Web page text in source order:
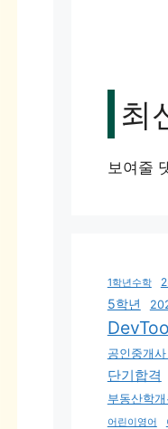
최
보여줄
1학년수학
5학년
공인중개
단기합격
부동산학개
어린이영어